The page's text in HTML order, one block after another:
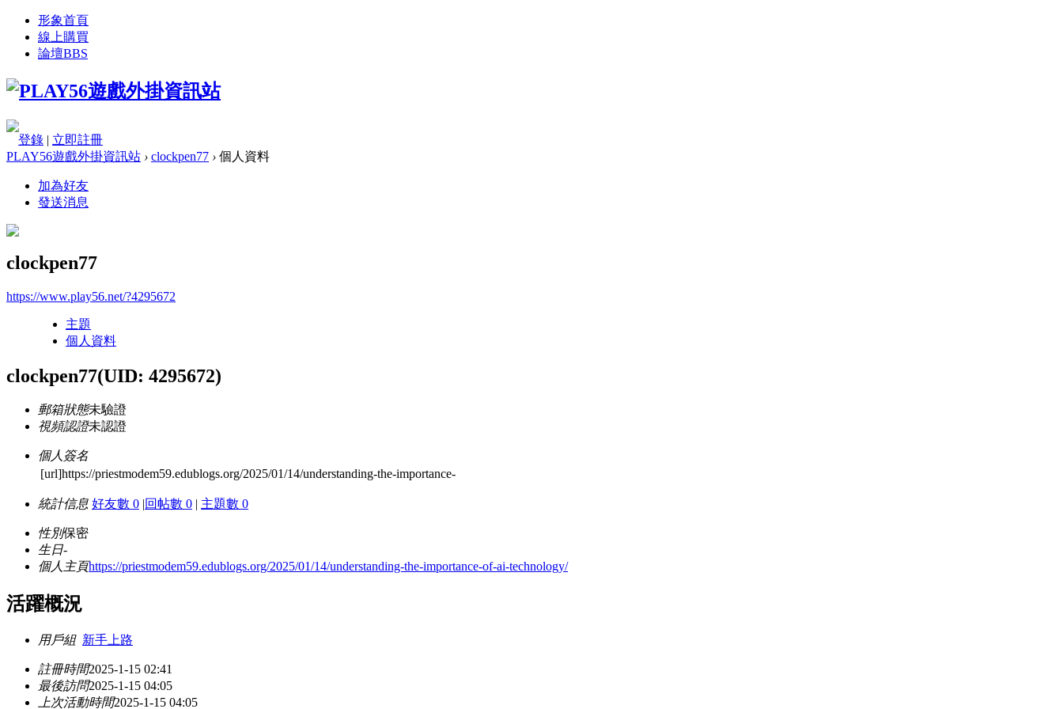
形象首頁
線上購買
論壇BBS
登錄 | 立即註冊
PLAY56遊戲外掛資訊站 › clockpen77 › 個人資料
加為好友
發送消息
clockpen77
https://www.play56.net/?4295672
主題
個人資料
clockpen77(UID: 4295672)
郵箱狀態未驗證
視頻認證未認證
個人簽名
[url]https://priestmodem59.edublogs.org/2025/01/14/understanding-the-importance-
統計信息 好友數 0 |回帖數 0 | 主題數 0
性別保密
生日-
個人主頁https://priestmodem59.edublogs.org/2025/01/14/understanding-the-importance-of-ai-technology/
活躍概況
用戶組 新手上路
註冊時間2025-1-15 02:41
最後訪問2025-1-15 04:05
上次活動時間2025-1-15 04:05